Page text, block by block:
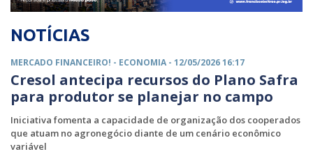
NOTÍCIAS
MERCADO FINANCEIRO! - ECONOMIA - 12/05/2026 16:17
Cresol antecipa recursos do Plano Safra
para produtor se planejar no campo
Iniciativa fomenta a capacidade de organização dos cooperados
que atuam no agronegócio diante de um cenário econômico
variável